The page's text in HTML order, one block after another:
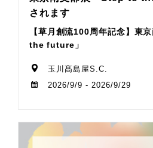
されます
【草月創流100周年記念】東
the future」
玉川髙島屋S.C.
2026/9/9 - 2026/9/29